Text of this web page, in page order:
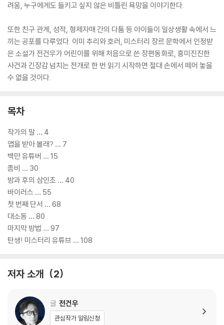
려움, 누구에게도 들키고 싶지 않은 비틀린 욕망을 이야기한다.
또한 친구 관계, 성적, 형제자매 간의 다툼 등 아이들이 일상생활 속에서 느
끼는 공포를 다루었다. 이미 추리와 호러, 미스터리 장르 문학에서 인정받
은 소설가 전건우가 어린이를 위해 처음으로 쓴 장편동화로, 흥미진진한
사건과 긴장감 넘치는 전개로 한 번 읽기 시작하면 절대 손에서 떼어 놓을
수 없을 것이다.
목차
작가의 말 … 4
앱을 받아 볼래? … 7
백만 유튜버 … 15
좀비 … 30
방과 후의 삼인조 … 40
바이러스 … 55
첫 번째 단서 … 68
대소동 … 80
마지막 방법 … 97
탄생! 미스터리 유튜브 … 108
저자 소개 2
글 전건우
관심작가 알림신청